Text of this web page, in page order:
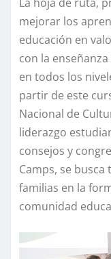
mejorar los
educación en
con la
en todos los
partir de este
Nacional de
liderazgo
consejos y
Camps, se
familias en la
comunidad